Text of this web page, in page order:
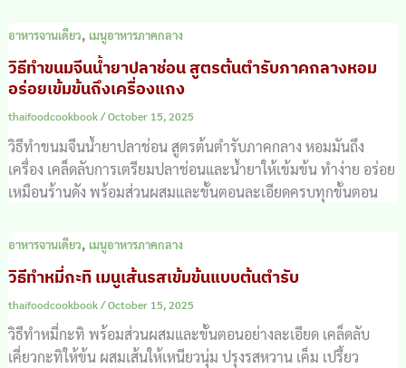
อาหารจานเดียว, เมนูอาหารภาคกลาง
วิธีทำขนมจีนน้ำยาปลาช่อน สูตรต้นตำรับภาคกลางหอม
อร่อยเข้มข้นถึงเครื่องแกง
thaifoodcookbook/October 15, 2025
วิธีทำขนมจีนน้ำยาปลาช่อน สูตรต้นตำรับภาคกลาง หอมมันถึง
เครื่อง เคล็ดลับการเตรียมปลาช่อนและน้ำยาให้เข้มข้น ทำง่าย อร่อย
เหมือนร้านดัง พร้อมส่วนผสมและขั้นตอนละเอียดครบทุกขั้นตอน
อาหารจานเดียว, เมนูอาหารภาคกลาง
วิธีทำหมี่กะทิ เมนูเส้นรสเข้มข้นแบบต้นตำรับ
thaifoodcookbook/October 15, 2025
วิธีทำหมี่กะทิ พร้อมส่วนผสมและขั้นตอนอย่างละเอียด เคล็ดลับ
เคี่ยวกะทิให้ข้น ผสมเส้นให้เหนียวนุ่ม ปรุงรสหวาน เค็ม เปรี้ยว